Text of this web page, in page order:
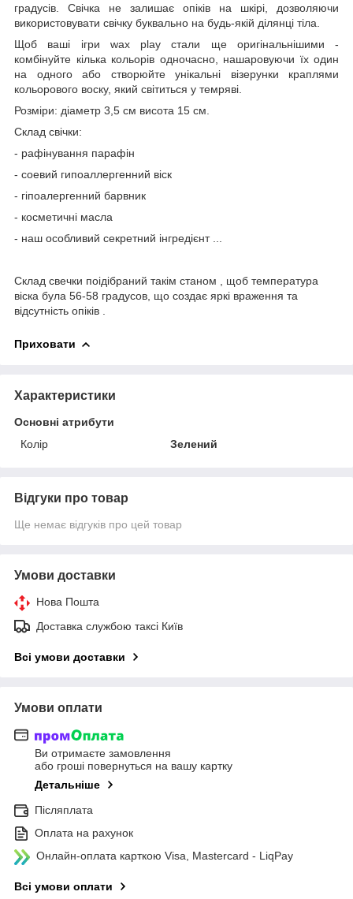
градусів. Свічка не залишає опіків на шкірі, дозволяючи
використовувати свічку буквально на будь-якій ділянці тіла.
Щоб ваші ігри wax play стали ще оригінальнішими -
комбінуйте кілька кольорів одночасно, нашаровуючи їх один
на одного або створюйте унікальні візерунки краплями
кольорового воску, який світиться у темряві.
Розміри: діаметр 3,5 см висота 15 см.
Склад свічки:
- рафінування парафін
- соевий гипоаллергенний віск
- гіпоалергенний барвник
- косметичні масла
- наш особливий секретний інгредієнт ...
Склад свечки поідібраний такім станом , щоб температура
віска була 56-58 градусов, що создає яркі враження та
відсутність опіків .
Приховати
Характеристики
Основні атрибути
Колір
Зелений
Відгуки про товар
Ще немає відгуків про цей товар
Умови доставки
Нова Пошта
Доставка службою таксі Київ
Всі умови доставки
Умови оплати
Ви отримаєте замовлення
або гроші повернуться на вашу картку
Детальніше
Післяплата
Оплата на рахунок
Онлайн-оплата карткою Visa, Mastercard - LiqPay
Всі умови оплати